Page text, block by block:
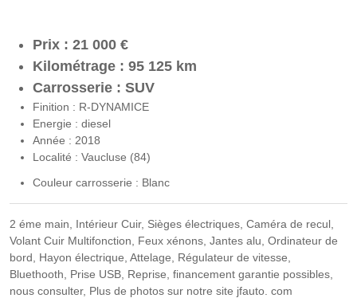
Prix : 21 000 €
Kilométrage : 95 125 km
Carrosserie : SUV
Finition : R-DYNAMICE
Energie : diesel
Année : 2018
Localité : Vaucluse (84)
Couleur carrosserie : Blanc
2 éme main, Intérieur Cuir, Sièges électriques, Caméra de recul,
Volant Cuir Multifonction, Feux xénons, Jantes alu, Ordinateur de
bord, Hayon électrique, Attelage, Régulateur de vitesse,
Bluethooth, Prise USB, Reprise, financement garantie possibles,
nous consulter, Plus de photos sur notre site jfauto. com